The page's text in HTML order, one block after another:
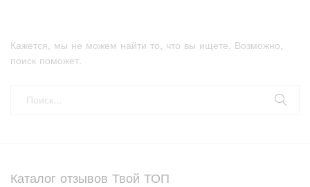
Кажется, мы не можем найти то, что вы ищете. Возможно,
поиск поможет.
Каталог отзывов Твой ТОП